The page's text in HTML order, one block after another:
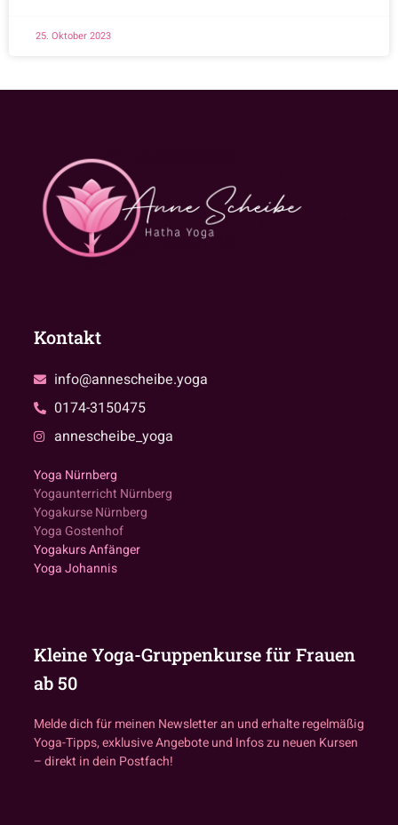
25. Oktober 2023
Kontakt
info@annescheibe.yoga
0174-3150475
annescheibe_yoga
Yoga Nürnberg
Yogaunterricht Nürnberg
Yogakurse Nürnberg
Yoga Gostenhof
Yogakurs Anfänger
Yoga Johannis
Kleine Yoga-Gruppenkurse für Frauen
ab 50
Melde dich für meinen Newsletter an und erhalte regelmäßig
Yoga-Tipps, exklusive Angebote und Infos zu neuen Kursen
– direkt in dein Postfach!